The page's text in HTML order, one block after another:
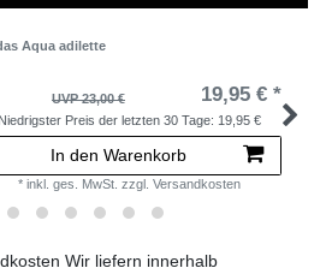
Aqua adilette
UVP 23,00 € 19,95 € *
Niedrigster Preis der letzten 30 Tage: 19,95 €
In den Warenkorb
* inkl. ges. MwSt. zzgl. Versandkosten
Wir liefern innerhalb